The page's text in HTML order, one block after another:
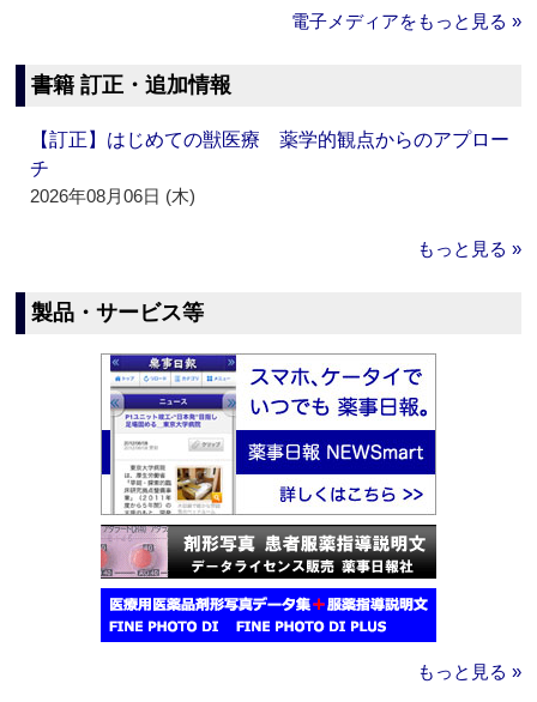
電子メディアをもっと見る »
書籍 訂正・追加情報
【訂正】はじめての獣医療 薬学的観点からのアプロー
チ
2026年08月06日 (木)
もっと見る »
製品・サービス等
もっと見る »